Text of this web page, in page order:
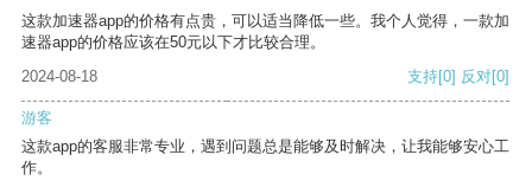
这款加速器app的价格有点贵，可以适当降低一些。我个人觉得，一款加
速器app的价格应该在50元以下才比较合理。
2024-08-18
支持[0] 反对[0]
游客
这款app的客服非常专业，遇到问题总是能够及时解决，让我能够安心工
作。